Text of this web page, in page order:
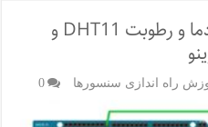
آموزش کار با سنسور‌های دما و رطوبت DHT11 و
راه اندازی سنسورها 0